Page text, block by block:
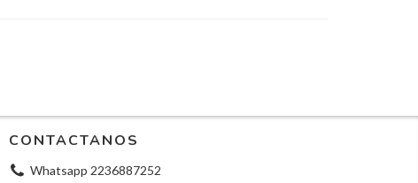
CONTACTANOS
Whatsapp 2236887252